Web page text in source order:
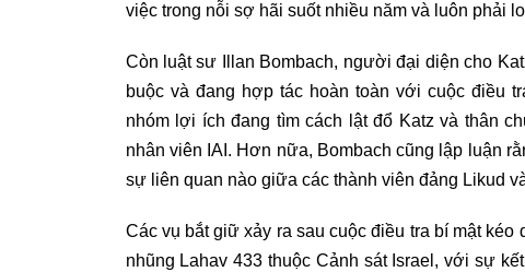
việc trong nỗi sợ hãi suốt nhiều năm và luôn phải
Còn luật sư Illan Bombach, người đại diện cho
buộc và đang hợp tác hoàn toàn với cuộc điều
nhóm lợi ích đang tìm cách lật đổ Katz và thân
nhân viên IAI. Hơn nữa, Bombach cũng lập luận
sự liên quan nào giữa các thành viên đảng Likud
Các vụ bắt giữ xảy ra sau cuộc điều tra bí mật
nhũng Lahav 433 thuộc Cảnh sát Israel, với sự